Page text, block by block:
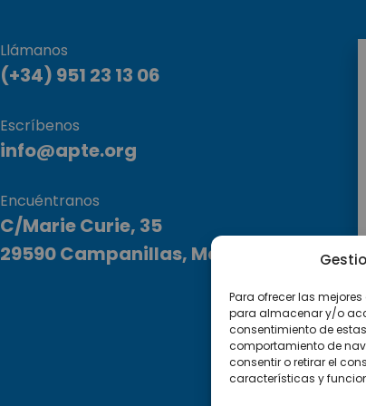
Para ofrecer las
para almacenar y/o
consentimiento de
comportamiento de
consentir o retirar el
características y
Llámanos
(+34) 951 23 13 06
Escríbenos
info@apte.org
Encuéntranos
C/Marie Curie, 35
29590 Campanillas, Málaga